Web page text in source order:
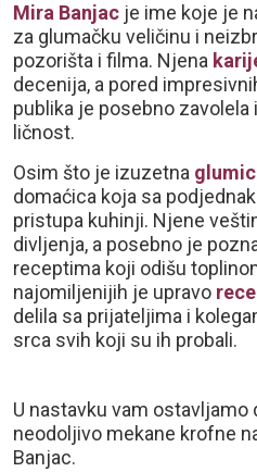
Mira Banjacje ime koje je
za glumačku veličinu i
pozorišta i filma. Njena
decenija, a pored
publika je posebno
ličnost.
Osim što je izuzetna
domaćica koja sa
pristupa kuhinji. Njene
divljenja, a posebno je
receptima koji odišu
najomiljenijih je upravo
delila sa prijateljima i
srca svih koji su ih probali.
U nastavku vam ostavljamo
neodoljivo mekane krofne
Banjac.